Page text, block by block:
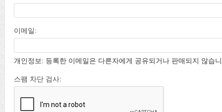
이메일:
개인정보: 등록한 이메일은 다른자에게 공유되거나 판매되지 않습
스팸 차단 검사: